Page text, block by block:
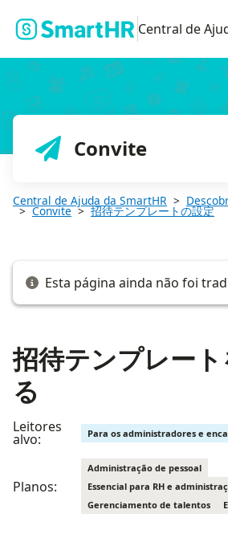
Central de
Convite
Central de Ajuda da SmartHR
Convite 招待テンプレートの設定
Esta página ainda não foi
招待テンプレー
る
Leitores
alvo: Para os administradores e
Planos:
Administração de pessoal
Essencial para RH e
Gerenciamento de talentos